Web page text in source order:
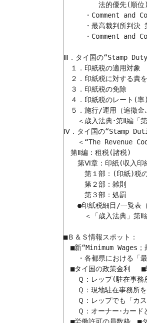
法的優先(順位)を規
・Comment and
・最高裁判所判決
・Comment and
Ⅲ．タイ国の“Stamp
１．印紙税の適用対象
２．印紙税に対する責
３．印紙税の免除
４．印紙税のレート(
５．施行/運用（追徴金
＜歳入法典･第Ⅱ編「第
Ⅳ．タイ国の“Stamp
＜“The Revenue
第Ⅱ編：租税(諸税)
第Ⅵ章：印紙(収入印
第１部：(印紙)税の支
第２部：雑則　　　　
第３部：処罰　　　　
●印紙税細目/一覧表
＜「歳入法典」第Ⅱ編
■Ｂ＆Ｓ情報スポット：
■新“Minimum Wages
・各都県における「最
■タイ国の政策金利 　■
Ｑ：レップ(駐在事務
Ｑ：現地駐在事務所を
Ｑ：レップでも「カス
Ｑ：オーナー･カード